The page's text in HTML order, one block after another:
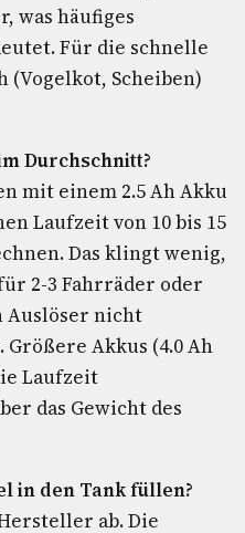
was häufiges
Für die schnelle
(Vogelkot, Scheiben)
Durchschnitt?
mit einem 2.5 Ah Akku
Laufzeit von 10 bis 15
Das klingt wenig,
2-3 Fahrräder oder
Auslöser nicht
Akkus (4.0 Ah
Laufzeit
das Gewicht des
in den Tank füllen?
ab. Die